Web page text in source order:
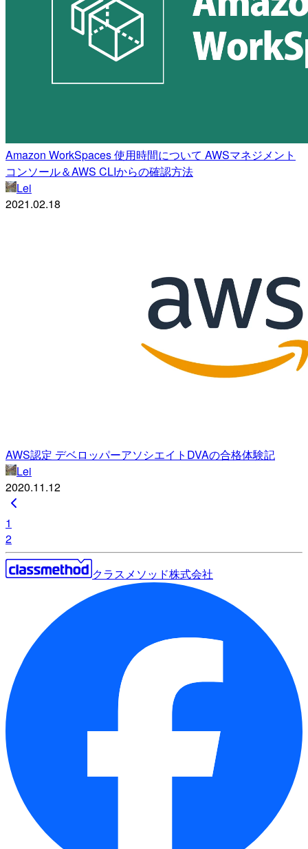
Amazon WorkSpaces 使用時間について AWSマネジメント
コンソール＆AWS CLIからの確認方法
Lei
2021.02.18
AWS認定 デベロッパーアソシエイトDVAの合格体験記
Lei
2020.11.12
1
2
クラスメソッド株式会社